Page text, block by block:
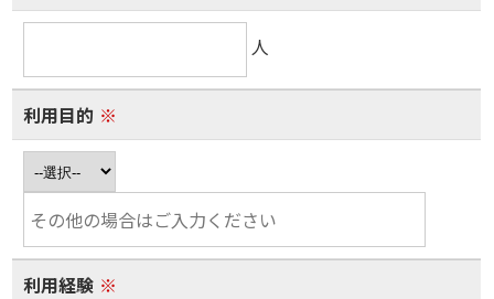
人
利用目的 ※
利用経験 ※